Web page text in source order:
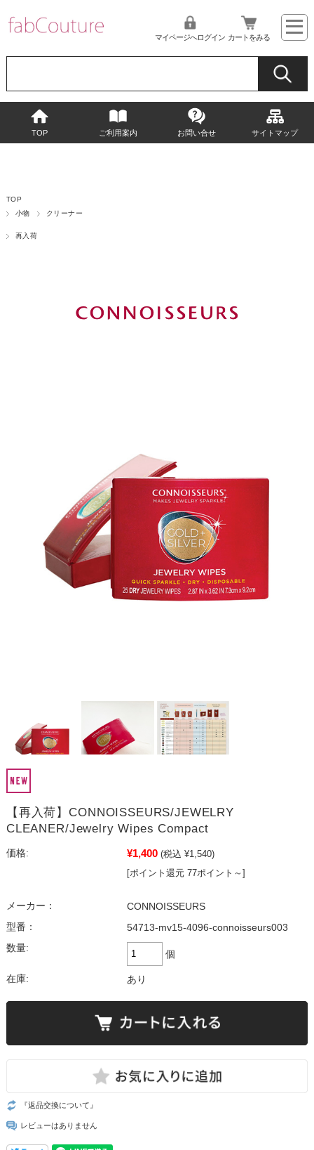
マイページへログイン カートをみる
TOP ご利用案内 お問い合せ サイトマップ
TOP
小物
クリーナー
再入荷
【再入荷】CONNOISSEURS/JEWELRY
CLEANER/Jewelry Wipes Compact
価格: ¥1,400 (税込 ¥1,540)
[ポイント還元 77ポイント～]
メーカー：
CONNOISSEURS
型番：
54713-mv15-4096-connoisseurs003
数量:
個
在庫: あり
『返品交換について』
レビューはありません